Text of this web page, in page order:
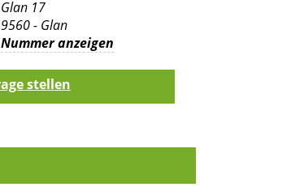
Glan 17
9560 - Glan
Nummer anzeigen